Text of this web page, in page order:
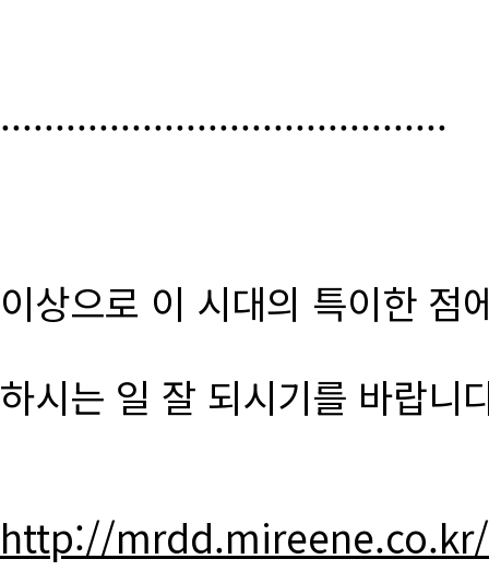
.........................................
이상으로 이 시대의 특이한 점
하시는 일 잘 되시기를 바랍니
http://